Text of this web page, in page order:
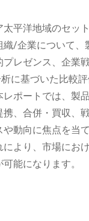
平洋地域のセッ
/企業について、
レゼンス、企業
に基づいた比較
レポートでは、製
、合併・買収、
動向に焦点を当
より、市場にお
能になります。